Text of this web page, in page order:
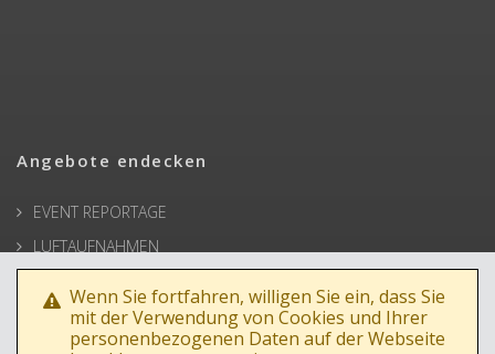
Angebote endecken
EVENT REPORTAGE
LUFTAUFNAHMEN
BUSINESSPORTRAIT
WERBEFOTOS
Wenn Sie fortfahren, willigen Sie ein, dass Sie
mit der Verwendung von Cookies und Ihrer
personenbezogenen Daten auf der Webseite